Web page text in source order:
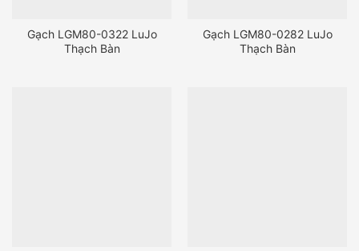
Gạch LGM80-0322 LuJo
Thạch Bàn
Gạch LGM80-0282 LuJo
Thạch Bàn